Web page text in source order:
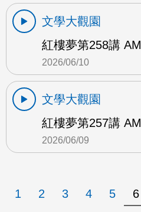
文學大觀園
紅樓夢第258講 AM
2026/06/10
文學大觀園
紅樓夢第257講 AM
2026/06/09
1 2 3 4 5 6